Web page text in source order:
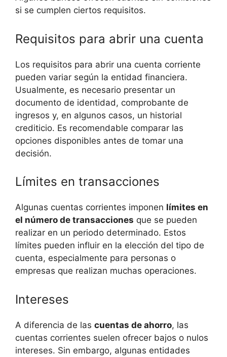
si se cumplen ciertos requisitos.
Requisitos para abrir una cuenta
Los requisitos para abrir una cuenta corriente
pueden variar según la entidad financiera.
Usualmente, es necesario presentar un
documento de identidad, comprobante de
ingresos y, en algunos casos, un historial
crediticio. Es recomendable comparar las
opciones disponibles antes de tomar una
decisión.
Límites en transacciones
Algunas cuentas corrientes imponen límites en
el número de transacciones que se pueden
realizar en un periodo determinado. Estos
límites pueden influir en la elección del tipo de
cuenta, especialmente para personas o
empresas que realizan muchas operaciones.
Intereses
A diferencia de las cuentas de ahorro, las
cuentas corrientes suelen ofrecer bajos o nulos
intereses. Sin embargo, algunas entidades